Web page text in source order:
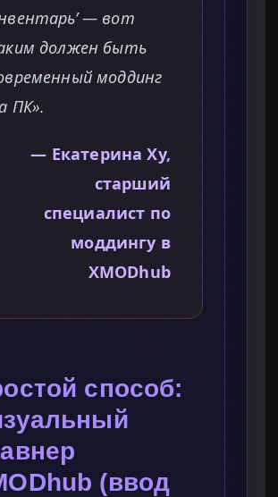
— вот
должен быть
моддинг
ПК».
— Екатерина Ху,
старший
специалист по
моддингу в
XMODhub
способ:
(ввод